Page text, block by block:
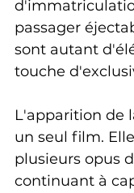
passager
sont autant
touche
L'apparition de
un seul film.
plusieurs opus
continuant à